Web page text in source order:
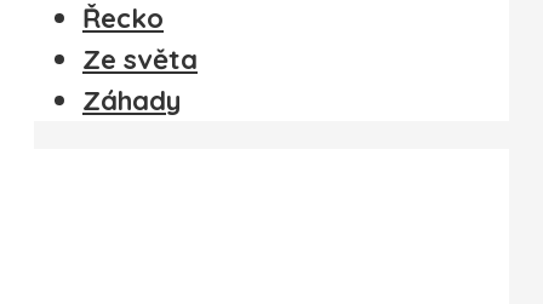
Řecko
Ze světa
Záhady